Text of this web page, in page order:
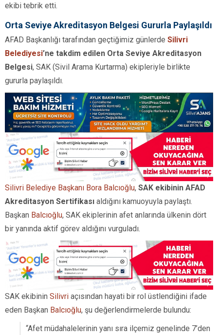
ekibi tebrik etti.
Orta Seviye Akreditasyon Belgesi Gururla Paylaşıldı
AFAD Başkanlığı tarafından geçtiğimiz günlerde Silivri
Belediyesi’ne takdim edilen Orta Seviye Akreditasyon
Belgesi, SAK (Sivil Arama Kurtarma) ekipleriyle birlikte
gururla paylaşıldı.
Silivri Belediye Başkanı Bora Balcıoğlu, SAK ekibinin AFAD
Akreditasyon Sertifikası aldığını kamuoyuyla paylaştı.
Başkan Balcıoğlu, SAK ekiplerinin afet anlarında ülkenin dört
bir yanında aktif görev aldığını vurguladı.
SAK ekibinin Silivri açısından hayati bir rol üstlendiğini ifade
eden Başkan Balcıoğlu, şu değerlendirmelerde bulundu:
“Afet müdahalelerinin yanı sıra ilçemiz genelinde 7’den